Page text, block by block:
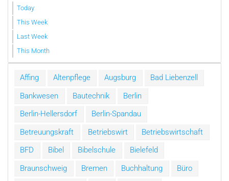
Today
This Week
Last Week
This Month
Affing Altenpflege Augsburg
Bad Liebenzell
Bankwesen
Bautechnik
Berlin
Berlin-Hellersdorf
Berlin-Spandau
Betreuungskraft
Betriebswirt
Betriebswirtschaft
BFD
Bibel Bibelschule
Bielefeld
Braunschweig
Bremen Buchhaltung
Büro